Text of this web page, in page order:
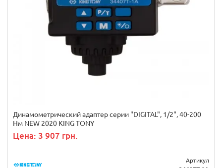
Динамометрический адаптер серии "DIGITAL", 1/2", 40-200
Нм NEW 2020 KING TONY
Цена: 3 907 грн.
Артикул